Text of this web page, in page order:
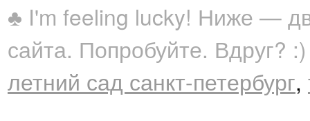
♣ I'm feeling lucky! Ниже —
сайта. Попробуйте. Вдруг? :)
летний сад санкт-петербург,